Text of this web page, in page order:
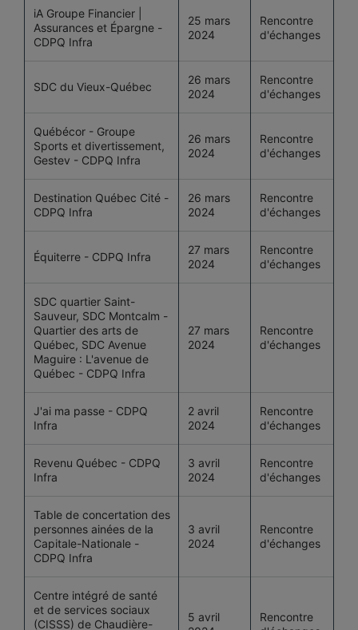
iA Groupe Financier |
Assurances et Épargne -
CDPQ Infra
25 mars
2024
Rencontre
d'échanges
SDC du Vieux-Québec
26 mars
2024
Rencontre
d'échanges
Québécor - Groupe
Sports et divertissement,
Gestev - CDPQ Infra
26 mars
2024
Rencontre
d'échanges
Destination Québec Cité -
CDPQ Infra
26 mars
2024
Rencontre
d'échanges
Équiterre - CDPQ Infra
27 mars
2024
Rencontre
d'échanges
SDC quartier Saint-
Sauveur, SDC Montcalm -
Quartier des arts de
Québec, SDC Avenue
Maguire : L'avenue de
Québec - CDPQ Infra
27 mars
2024
Rencontre
d'échanges
J'ai ma passe - CDPQ
Infra
2 avril
2024
Rencontre
d'échanges
Revenu Québec - CDPQ
Infra
3 avril
2024
Rencontre
d'échanges
Table de concertation des
personnes ainées de la
Capitale-Nationale -
CDPQ Infra
3 avril
2024
Rencontre
d'échanges
Centre intégré de santé
et de services sociaux
(CISSS) de Chaudière-
5 avril
Rencontre